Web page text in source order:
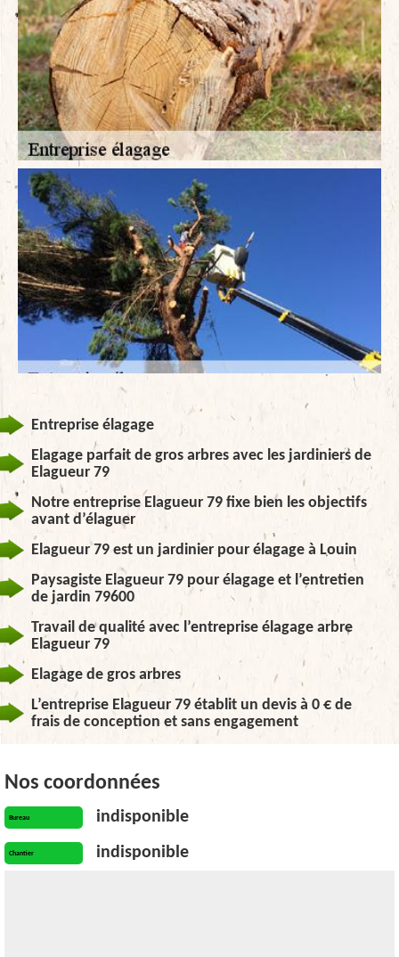
Entreprise élagage
Elagage parfait de gros arbres avec les jardiniers de
Elagueur 79
Notre entreprise Elagueur 79 fixe bien les objectifs
avant d’élaguer
Elagueur 79 est un jardinier pour élagage à Louin
Paysagiste Elagueur 79 pour élagage et l’entretien
de jardin 79600
Travail de qualité avec l’entreprise élagage arbre
Elagueur 79
Elagage de gros arbres
L’entreprise Elagueur 79 établit un devis à 0 € de
frais de conception et sans engagement
Nos coordonnées
Bureau indisponible
Chantier indisponible